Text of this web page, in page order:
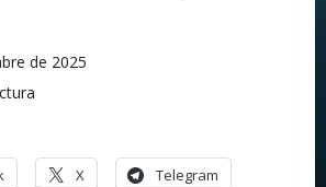
de 2025
X Telegram